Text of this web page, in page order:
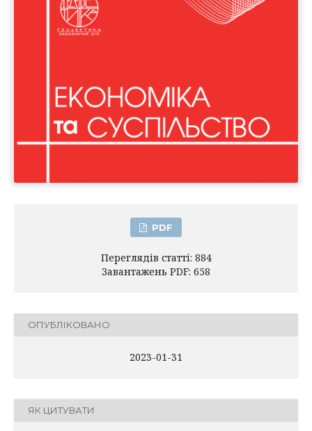
PDF
Переглядів статті: 884
Завантажень PDF: 658
ОПУБЛІКОВАНО
2023-01-31
ЯК ЦИТУВАТИ